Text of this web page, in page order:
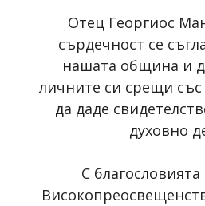
Отец Георгиос
сърдечност се
нашата община и
личните си срещи
да даде
духовно
С